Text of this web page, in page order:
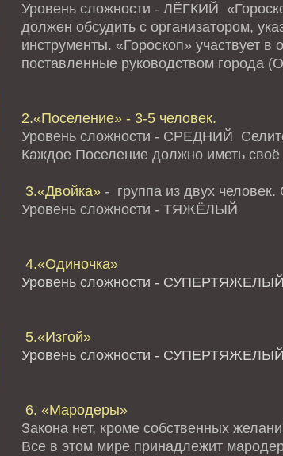
Уровень сложности - ЛЁГКИЙ
должен обсудить с организатором,
инструменты. «Гороскоп» участвует
поставленные руководством города
2.«Поселение» - 3-5 человек.
Уровень сложности - СРЕДНИЙ
Каждое Поселение должно иметь своё
3.«Двойка»- группа из двух человек.
Уровень сложности - ТЯЖЁЛЫЙ
4.«Одиночка»
Уровень сложности - СУПЕРТЯЖЕЛЫЙ
5.«Изгой»
Уровень сложности -
6. «Мародеры»
Закона нет, кроме собственных
Все в этом мире принадлежит